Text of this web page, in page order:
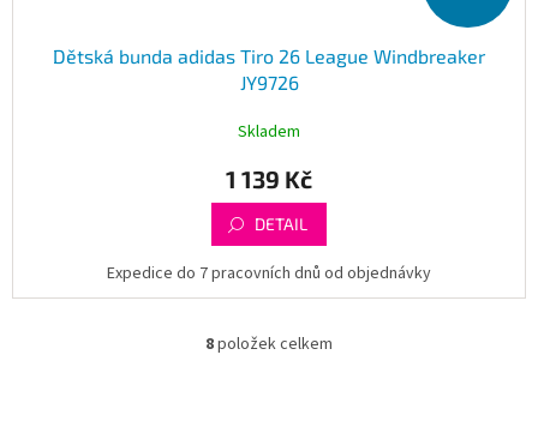
Dětská bunda adidas Tiro 26 League Windbreaker
JY9726
Skladem
1 139 Kč
DETAIL
Expedice do 7 pracovních dnů od objednávky
O
8položek celkem